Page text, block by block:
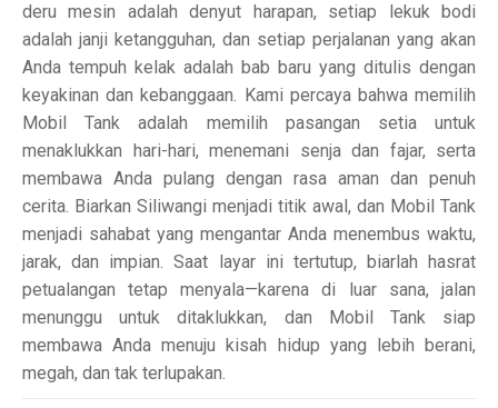
deru mesin adalah denyut harapan, setiap lekuk bodi
adalah janji ketangguhan, dan setiap perjalanan yang akan
Anda tempuh kelak adalah bab baru yang ditulis dengan
keyakinan dan kebanggaan. Kami percaya bahwa memilih
Mobil Tank adalah memilih pasangan setia untuk
menaklukkan hari-hari, menemani senja dan fajar, serta
membawa Anda pulang dengan rasa aman dan penuh
cerita. Biarkan Siliwangi menjadi titik awal, dan Mobil Tank
menjadi sahabat yang mengantar Anda menembus waktu,
jarak, dan impian. Saat layar ini tertutup, biarlah hasrat
petualangan tetap menyala—karena di luar sana, jalan
menunggu untuk ditaklukkan, dan Mobil Tank siap
membawa Anda menuju kisah hidup yang lebih berani,
megah, dan tak terlupakan.